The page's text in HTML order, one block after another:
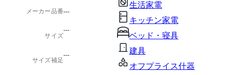
生活家電
キッチン家電
ベッド・寝具
建具
オフプライス什器
メーカー品番---
サイズ
---
サイズ補足
---